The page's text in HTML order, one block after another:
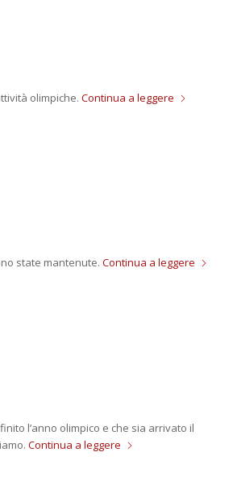
olimpiche. Continua a leggere
state mantenute. Continua a leggere
l’anno olimpico e che sia arrivato il
Continua a leggere